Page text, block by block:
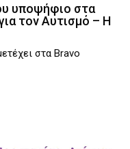
υποψήφιο στα
τον Αυτισμό – Η
στα Bravo